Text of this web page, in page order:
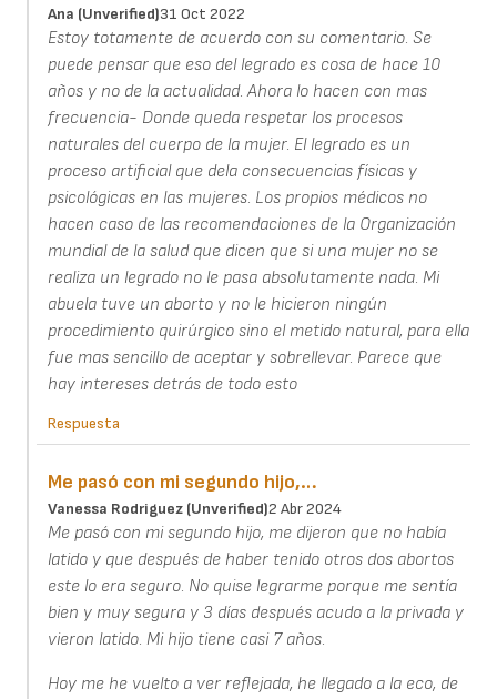
Ana (unverified)31 Oct 2022
Estoy totamente de acuerdo con su comentario. Se
puede pensar que eso del legrado es cosa de hace 10
años y no de la actualidad. Ahora lo hacen con mas
frecuencia- Donde queda respetar los procesos
naturales del cuerpo de la mujer. El legrado es un
proceso artificial que dela consecuencias físicas y
psicológicas en las mujeres. Los propios médicos no
hacen caso de las recomendaciones de la Organización
mundial de la salud que dicen que si una mujer no se
realiza un legrado no le pasa absolutamente nada. Mi
abuela tuve un aborto y no le hicieron ningún
procedimiento quirúrgico sino el metido natural, para ella
fue mas sencillo de aceptar y sobrellevar. Parece que
hay intereses detrás de todo esto
Respuesta
Me pasó con mi segundo hijo,…
Vanessa Rodriguez (unverified)2 Abr 2024
Me pasó con mi segundo hijo, me dijeron que no había
latido y que después de haber tenido otros dos abortos
este lo era seguro. No quise legrarme porque me sentía
bien y muy segura y 3 días después acudo a la privada y
vieron latido. Mi hijo tiene casi 7 años.
Hoy me he vuelto a ver reflejada, he llegado a la eco, de